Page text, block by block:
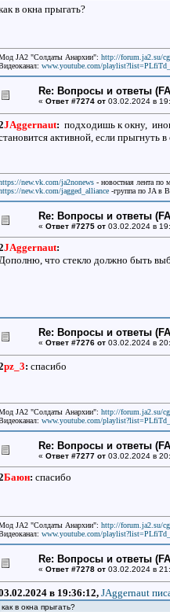
в окна прыгать?
JA2 "Солдаты Анархии": http://forum.ja2.su/
www.youtube.com/
Re: Вопросы и ответы
« Ответ #7274 от03.02.2024 в
JAggernaut: подходишь к окну,
активной, если прыгнуть
new.vk.com/ja2nonews- новостная лента по
new.vk.com/jagged_alliance-группа по JA в
Re: Вопросы и ответы
« Ответ #7275 от03.02.2024 в
JAggernaut:
что стекло должно быть
Re: Вопросы и ответы
« Ответ #7276 от03.02.2024 в
pz_3: спасибо
JA2 "Солдаты Анархии": http://forum.ja2.su/
www.youtube.com/
Re: Вопросы и ответы
« Ответ #7277 от03.02.2024 в
Баюн: спасибо
JA2 "Солдаты Анархии": http://forum.ja2.su/
www.youtube.com/
Re: Вопросы и ответы
« Ответ #7278 от03.02.2024 в
в 19:36:12,JAggernaut
как в окна прыгать?